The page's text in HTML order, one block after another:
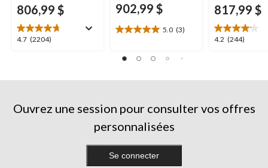
806,99 $
4.7 (2204)
4.7
902,99 $
5.0 (3)
5.0
sur
3
817,99 $
4.2 (244)
4.2
Ouvrez une session pour consulter vos offres
personnalisées
Se connecter